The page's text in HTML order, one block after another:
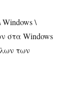
\
στα Windows
των